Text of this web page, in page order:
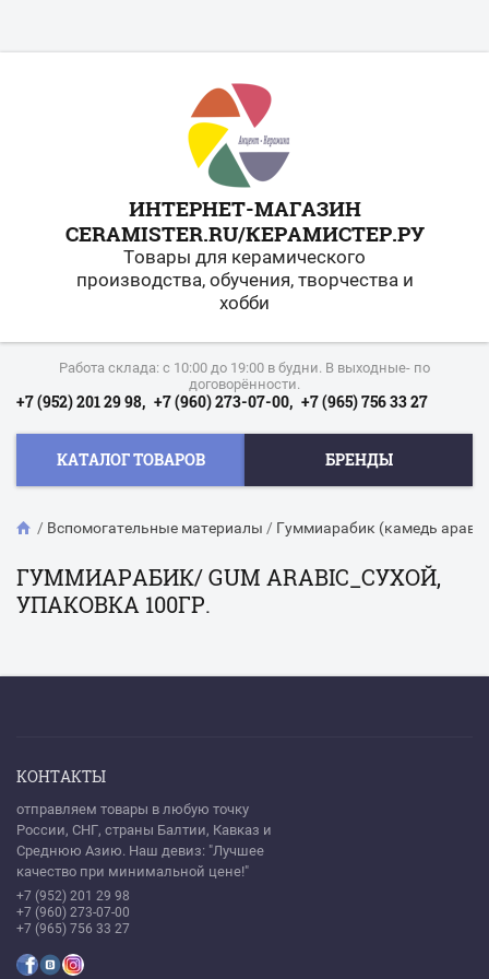
ИНТЕРНЕТ-МАГАЗИН
CERAMISTER.RU/КЕРАМИСТЕР.РУ
Товары для керамического
производства, обучения, творчества и
хобби
Работа склада: с 10:00 до 19:00 в будни. В выходные- по
договорённости.
+7 (952) 201 29 98, +7 (960) 273-07-00, +7 (965) 756 33 27
КАТАЛОГ ТОВАРОВ БРЕНДЫ
/ Вспомогательные материалы / Гуммиарабик (камедь
ГУММИАРАБИК/ GUM ARABIC_СУХОЙ,
УПАКОВКА 100ГР.
КОНТАКТЫ
отправляем товары в любую точку
России, СНГ, страны Балтии, Кавказ и
Среднюю Азию. Наш девиз: "Лучшее
качество при минимальной цене!"
+7 (952) 201 29 98
+7 (960) 273-07-00
+7 (965) 756 33 27